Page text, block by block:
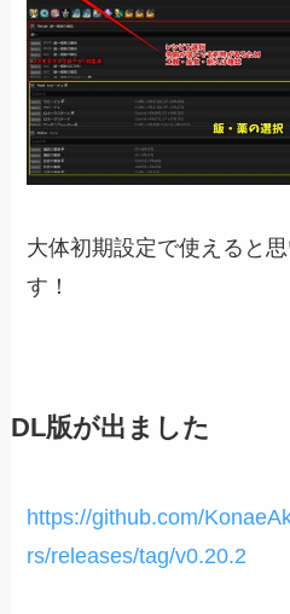
大体初期設定で使えると
す！
DL版が出ました
https://github.com/
rs/releases/tag/v0.20.2